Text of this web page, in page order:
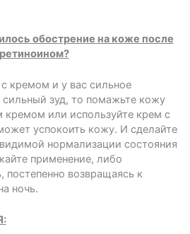
обострение на коже после
кремом и у вас сильное
зуд, то помажьте кожу
или используйте крем с
успокоить кожу. И сделайте
нормализации состояния
применение, либо
постепенно возвращаясь к
ночь.